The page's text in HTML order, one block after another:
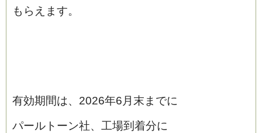
もらえます。
有効期間は、2026年6月末までに
パールトーン社、工場到着分に